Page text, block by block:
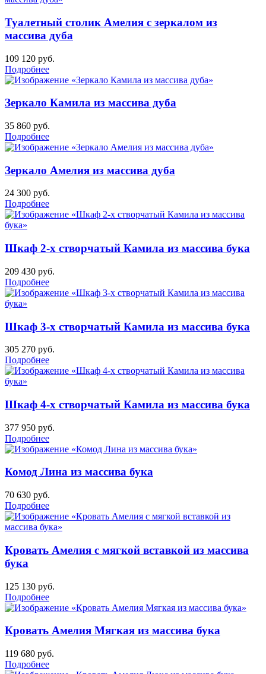
Туалетный столик Амелия с зеркалом из
массива дуба
109 120 руб.
Подробнее
Зеркало Камила из массива дуба
35 860 руб.
Подробнее
Зеркало Амелия из массива дуба
24 300 руб.
Подробнее
Шкаф 2-х створчатый Камила из массива бука
209 430 руб.
Подробнее
Шкаф 3-х створчатый Камила из массива бука
305 270 руб.
Подробнее
Шкаф 4-х створчатый Камила из массива бука
377 950 руб.
Подробнее
Комод Лина из массива бука
70 630 руб.
Подробнее
Кровать Амелия с мягкой вставкой из массива
бука
125 130 руб.
Подробнее
Кровать Амелия Мягкая из массива бука
119 680 руб.
Подробнее